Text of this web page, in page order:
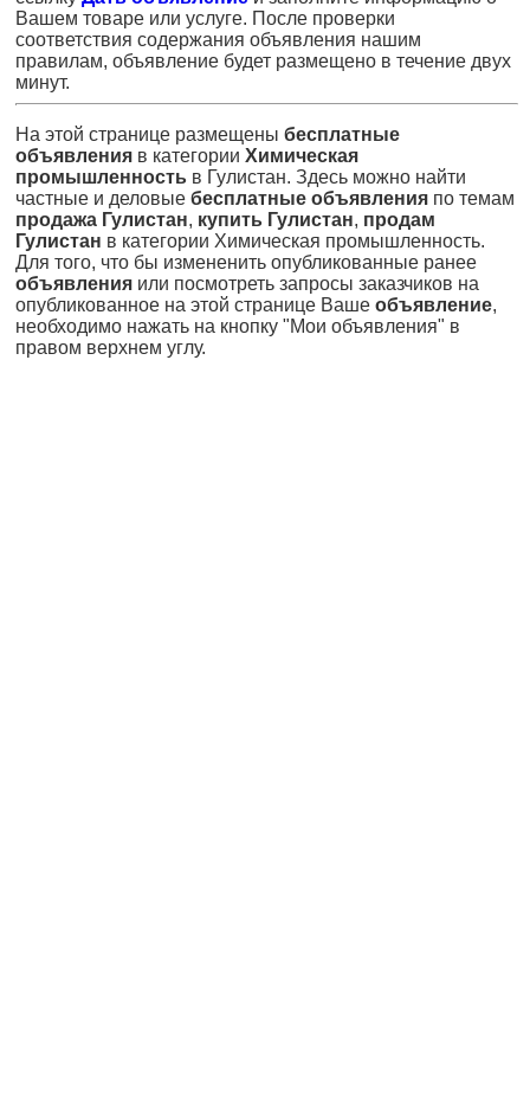
Вашем товаре или услуге. После проверки
соответствия содержания объявления нашим
правилам, объявление будет размещено в течение двух
минут.
На этой странице размещены бесплатные
объявления в категории Химическая
промышленность в Гулистан. Здесь можно найти
частные и деловые бесплатные объявления по темам
продажа Гулистан, купить Гулистан, продам
Гулистан в категории Химическая промышленность.
Для того, что бы измененить опубликованные ранее
объявления или посмотреть запросы заказчиков на
опубликованное на этой странице Ваше объявление,
необходимо нажать на кнопку "Мои объявления" в
правом верхнем углу.